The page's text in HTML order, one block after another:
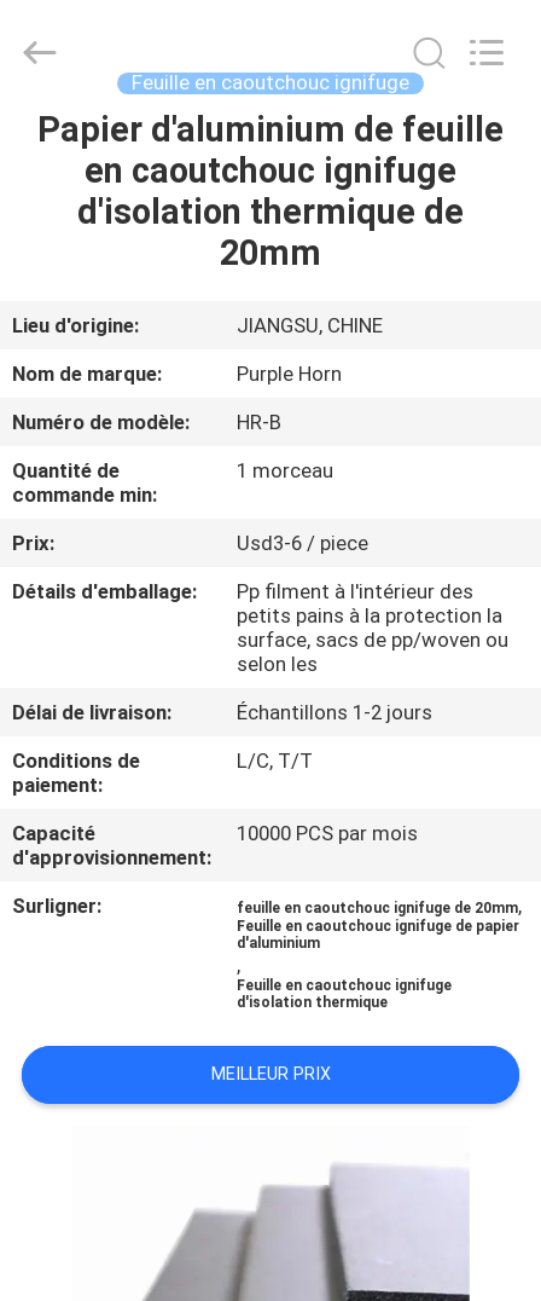
MAISON
PRODUITS
SUJET
DE
NOUS
VISITE
D'USINE
CONTRÔLE
CONTACTEZ-
NOUS
BLOGS
CITATION
PLAN
Commerce
Reserved.
Feuille en caoutchouc ignifuge
Papier d'aluminium de feuille
en caoutchouc ignifuge
d'isolation thermique de
20mm
Lieu d'origine:
JIANGSU, CHINE
Nom de marque:
Purple Horn
Numéro de modèle:
HR-B
Quantité de
commande min:
1 morceau
Prix:
Usd3-6 / piece
Détails d'emballage:
Pp filment à l'intérieur des
petits pains à la protection la
surface, sacs de pp/woven ou
selon les
Délai de livraison:
Échantillons 1-2 jours
Conditions de
paiement:
L/C, T/T
Capacité
d'approvisionnement:
10000 PCS par mois
Surligner: feuille en caoutchouc ignifuge de 20mm,
Feuille en caoutchouc ignifuge de papier
d'aluminium
,
Feuille en caoutchouc ignifuge
d'isolation thermique
MEILLEUR PRIX